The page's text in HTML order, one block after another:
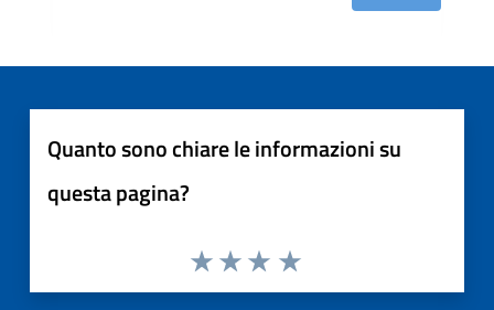
Quanto sono chiare le informazioni su
questa pagina?